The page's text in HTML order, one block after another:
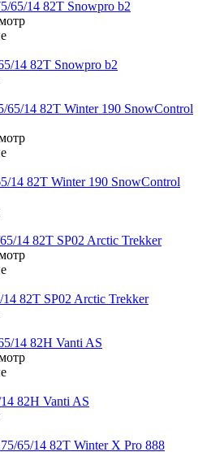
14 82T Snowpro b2
14 82T Winter 190 SnowControl
82T SP02 Arctic Trekker
82H Vanti AS